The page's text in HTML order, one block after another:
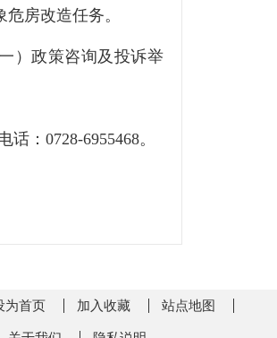
房改造任务。
）政策咨询及投诉举
话： 0728-6955468。
为首页 加入收藏 站点地图